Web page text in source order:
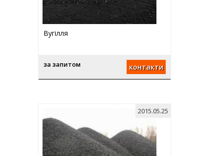
Вугілля
за запитом контакти
2015.05.25